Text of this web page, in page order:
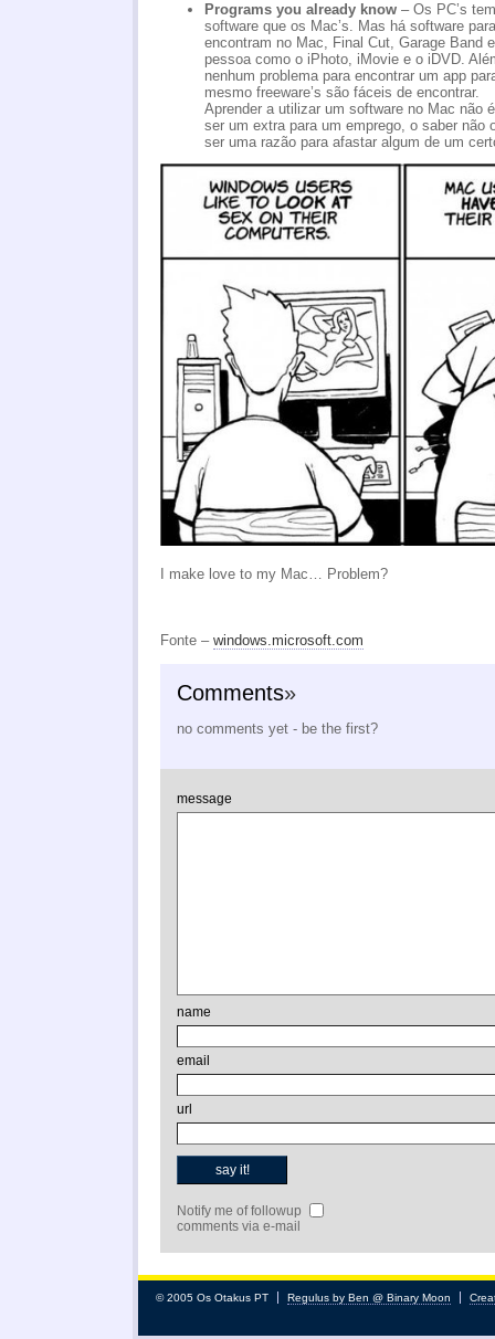
Programs you already know – Os PC’s
software que os Mac’s. Mas há software
encontram no Mac, Final Cut, Garage Band
pessoa como o iPhoto, iMovie e o iDVD.
nenhum problema para encontrar um app
mesmo freeware’s são fáceis de encontrar.
Aprender a utilizar um software no Mac não
ser um extra para um emprego, o saber não
ser uma razão para afastar algum de um
I make love to my Mac… Problem?
Fonte – windows.microsoft.com
Comments»
no comments yet - be the first?
message
name
email
url
Notify me of followup
comments via e-mail
© 2005 Os Otakus PT Regulus by Ben @ Binary Moon